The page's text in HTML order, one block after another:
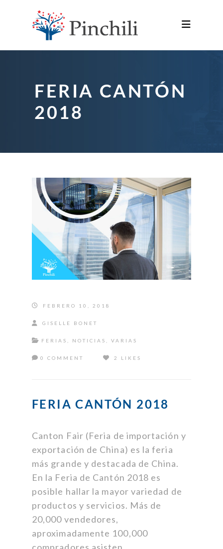
FERIA CANTÓN
2018
FEBRERO 10, 2018
GISELLE BONET
FERIAS NOTICIAS VARIAS
0 COMMENT 2 LIKES
FERIA CANTÓN 2018
Canton Fair (Feria de importación y
exportación de China) es la feria
más grande y destacada de China.
En la Feria de Cantón 2018 es
posible hallar la mayor variedad de
productos y servicios. Más de
20,000 vendedores,
aproximadamente 100,000